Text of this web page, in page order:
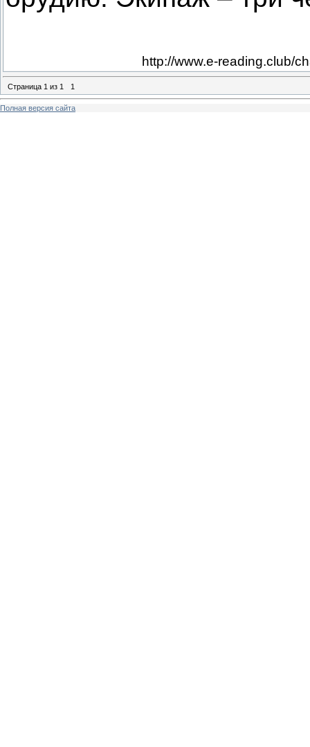
http://www.e-reading.club/
Страница 1 из 1 1
Полная версия сайта